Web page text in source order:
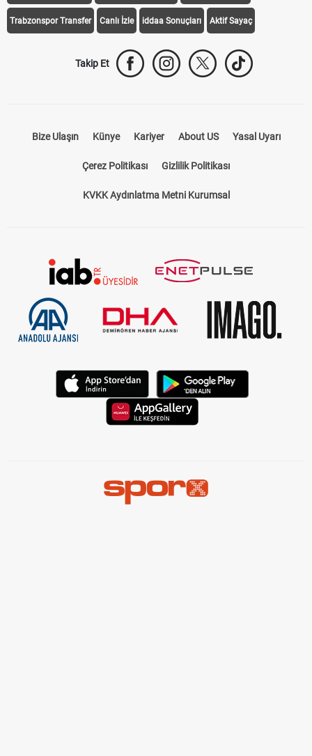
Trabzonspor Transfer Canlı İzle iddaa Sonuçları Aktif Sayaç
Takip Et
Bize Ulaşın Künye Kariyer About US Yasal Uyarı
Çerez Politikası Gizlilik Politikası
KVKK Aydınlatma Metni Kurumsal